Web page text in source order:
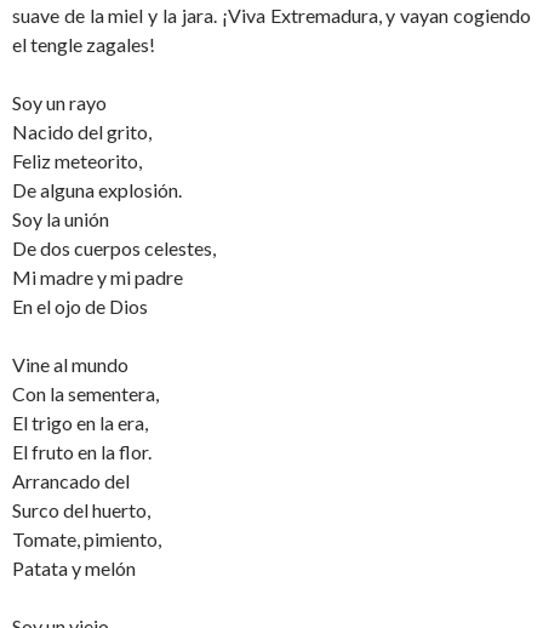
suave de la miel y la jara. ¡Viva Extremadura, y vayan cogiendo
el tengle zagales!
Soy un rayo
Nacido del grito,
Feliz meteorito,
De alguna explosión.
Soy la unión
De dos cuerpos celestes,
Mi madre y mi padre
En el ojo de Dios
Vine al mundo
Con la sementera,
El trigo en la era,
El fruto en la flor.
Arrancado del
Surco del huerto,
Tomate, pimiento,
Patata y melón